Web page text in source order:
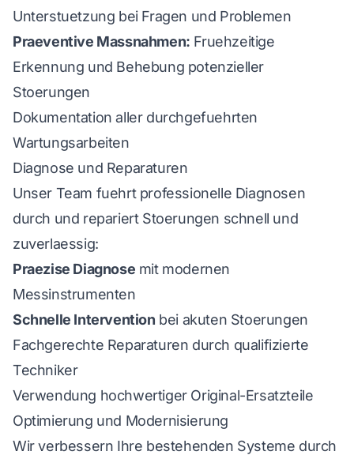
Unterstuetzung bei Fragen und Problemen
Praeventive Massnahmen: Fruehzeitige
Erkennung und Behebung potenzieller
Stoerungen
Dokumentation aller durchgefuehrten
Wartungsarbeiten
Diagnose und Reparaturen
Unser Team fuehrt professionelle Diagnosen
durch und repariert Stoerungen schnell und
zuverlaessig:
Praezise Diagnose mit modernen
Messinstrumenten
Schnelle Intervention bei akuten Stoerungen
Fachgerechte Reparaturen durch qualifizierte
Techniker
Verwendung hochwertiger Original-Ersatzteile
Optimierung und Modernisierung
Wir verbessern Ihre bestehenden Systeme durch